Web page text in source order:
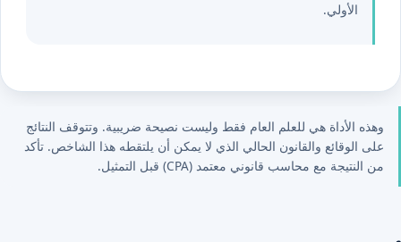
الأولي.
وهذه الأداة هي للعلم العام فقط وليست نصيحة ضريبية. وتتوقف النتائج
على الوقائع والقانون الحالي الذي لا يمكن أن يلتقطه هذا الشاخص. تأكد
من النتيجة مع محاسب قانوني معتمد (CPA) قبل التمثيل.